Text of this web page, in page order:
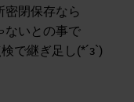
密閉保存なら
ないとの事で
で継ぎ足し(*´з`)